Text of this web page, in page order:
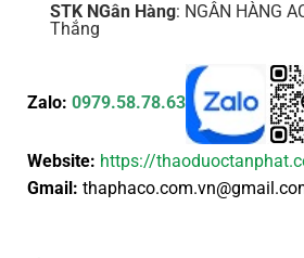
STK NGân Hàng: NGÂN HÀNG
Thắng
Zalo: 0979.58.78.63
Website: https://
Gmail: